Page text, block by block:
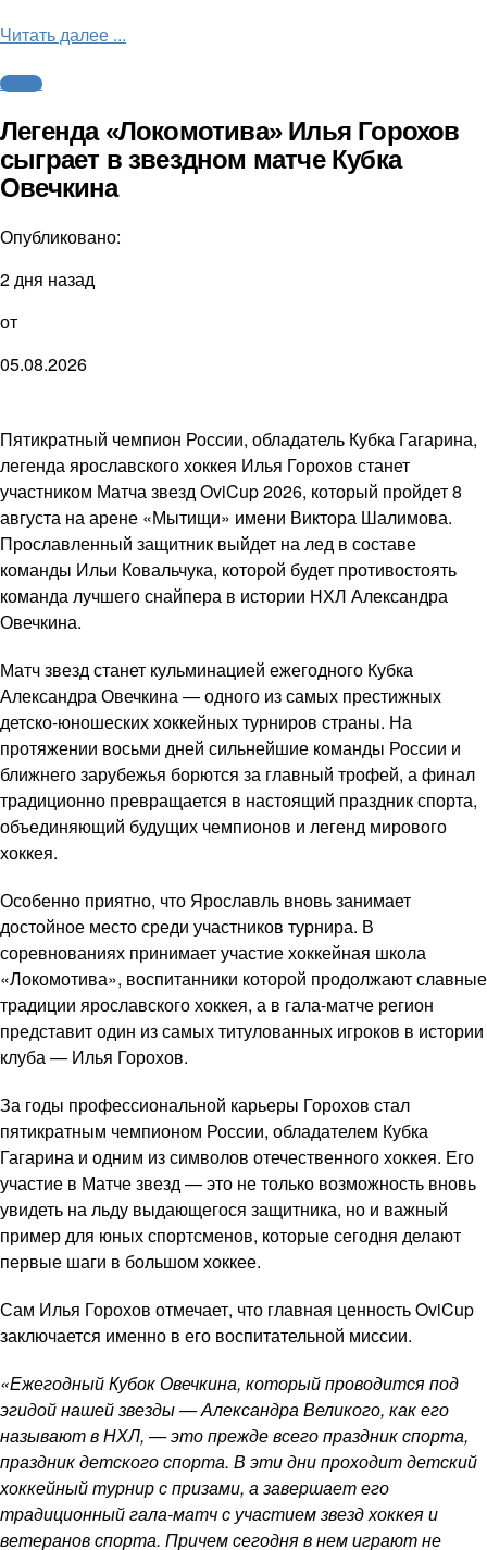
Читать далее ...
Хоккей
Легенда «Локомотива» Илья Горохов
сыграет в звездном матче Кубка
Овечкина
Опубликовано:
2 дня назад
от
05.08.2026
Пятикратный чемпион России, обладатель Кубка Гагарина,
легенда ярославского хоккея Илья Горохов станет
участником Матча звезд OviCup 2026, который пройдет 8
августа на арене «Мытищи» имени Виктора Шалимова.
Прославленный защитник выйдет на лед в составе
команды Ильи Ковальчука, которой будет противостоять
команда лучшего снайпера в истории НХЛ Александра
Овечкина.
Матч звезд станет кульминацией ежегодного Кубка
Александра Овечкина — одного из самых престижных
детско-юношеских хоккейных турниров страны. На
протяжении восьми дней сильнейшие команды России и
ближнего зарубежья борются за главный трофей, а финал
традиционно превращается в настоящий праздник спорта,
объединяющий будущих чемпионов и легенд мирового
хоккея.
Особенно приятно, что Ярославль вновь занимает
достойное место среди участников турнира. В
соревнованиях принимает участие хоккейная школа
«Локомотива», воспитанники которой продолжают славные
традиции ярославского хоккея, а в гала-матче регион
представит один из самых титулованных игроков в истории
клуба — Илья Горохов.
За годы профессиональной карьеры Горохов стал
пятикратным чемпионом России, обладателем Кубка
Гагарина и одним из символов отечественного хоккея. Его
участие в Матче звезд — это не только возможность вновь
увидеть на льду выдающегося защитника, но и важный
пример для юных спортсменов, которые сегодня делают
первые шаги в большом хоккее.
Сам Илья Горохов отмечает, что главная ценность OviCup
заключается именно в его воспитательной миссии.
«Ежегодный Кубок Овечкина, который проводится под
эгидой нашей звезды — Александра Великого, как его
называют в НХЛ, — это прежде всего праздник спорта,
праздник детского спорта. В эти дни проходит детский
хоккейный турнир с призами, а завершает его
традиционный гала-матч с участием звезд хоккея и
ветеранов спорта. Причем сегодня в нем играют не